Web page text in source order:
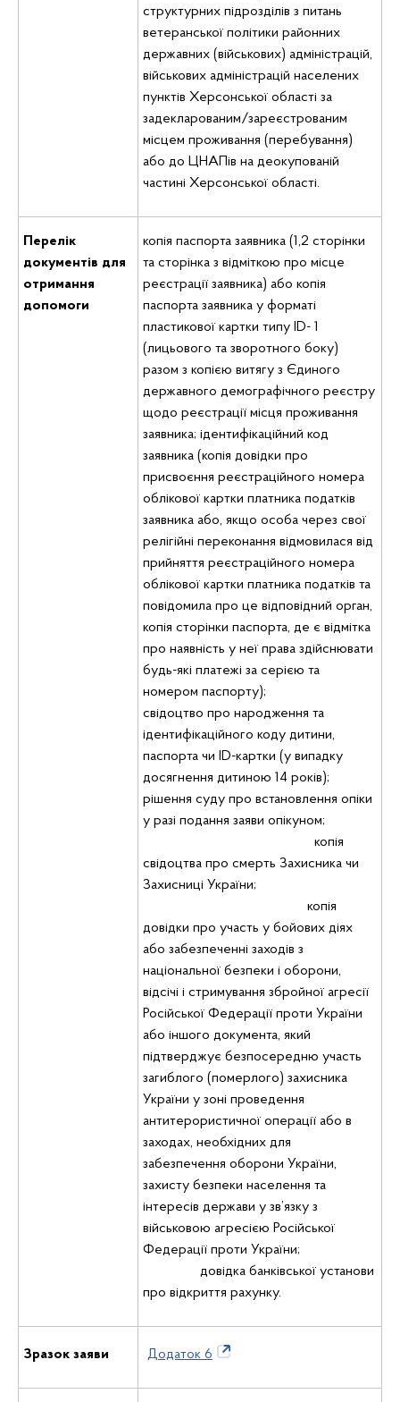
структурних підрозділів з питань
ветеранської політики районних
державних (військових) адміністрацій,
військових адміністрацій населених
пунктів Херсонської області за
задекларованим/зареєстрованим
місцем проживання (перебування)
або до ЦНАПів на деокупованій
частині Херсонської області.
Перелік
документів для
отримання
допомоги
копія паспорта заявника (1,2 сторінки
та сторінка з відміткою про місце
реєстрації заявника) або копія
паспорта заявника у форматі
пластикової картки типу ID- 1
(лицьового та зворотного боку)
разом з копією витягу з Єдиного
державного демографічного реєстру
щодо реєстрації місця проживання
заявника; ідентифікаційний код
заявника (копія довідки про
присвоєння реєстраційного номера
облікової картки платника податків
заявника або, якщо особа через свої
релігійні переконання відмовилася від
прийняття реєстраційного номера
облікової картки платника податків та
повідомила про це відповідний орган,
копія сторінки паспорта, де є відмітка
про наявність у неї права здійснювати
будь-які платежі за серією та
номером паспорту);
свідоцтво про народження та
ідентифікаційного коду дитини,
паспорта чи ID-картки (у випадку
досягнення дитиною 14 років);
рішення суду про встановлення опіки
у разі подання заяви опікуном;
копія
свідоцтва про смерть Захисника чи
Захисниці України;
копія
довідки про участь у бойових діях
або забезпеченні заходів з
національної безпеки і оборони,
відсічі і стримування збройної агресії
Російської Федерації проти України
або іншого документа, який
підтверджує безпосередню участь
загиблого (померлого) захисника
України у зоні проведення
антитерористичної операції або в
заходах, необхідних для
забезпечення оборони України,
захисту безпеки населення та
інтересів держави у зв’язку з
військовою агресією Російської
Федерації проти України;
довідка банківської установи
про відкриття рахунку.
Зразок заяви Додаток 6